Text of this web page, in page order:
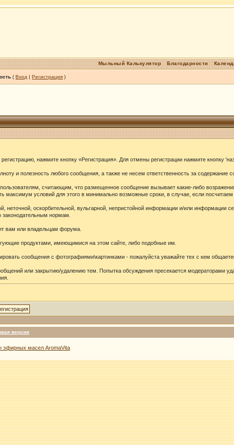
Благодарности
Мыльный Калькулятор
(Вход |Регистрация )
нажмите кнопку «Регистрация». Для отмены регистрации нажмите кнопку
и полезность любого сообщения, а также не несем ответственность за содержание
считающим, что размещенное сообщение вызывает какие-либо
условий для этого в минимально возможные сроки, в случае, если
оскорбительной, вульгарной, непристойной информации и/или информации
нормам.
вам или владельцам форума.
продуктами, имеющимися на этом сайте, либо подобные им.
сообщения с фотографиями\картинками - пожалуйста уважайте тех с кем
или закрытию/удалению тем. Попытка обсуждения пресекается модераторами
версия
эфирных масел AromaVita